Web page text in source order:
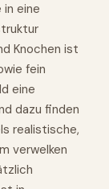
in eine
Knochen ist
fein
eine
dazu finden
realistische,
verwelken